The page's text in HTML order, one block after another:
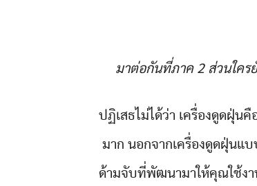
มาต่อกันที่ภาค 2 ส่วนใคร
ปฏิเสธไม่ได้ว่า เครื่องดูดฝุ่น
มาก นอกจากเครื่องดูดฝุ่นแ
ด้ามจับที่พัฒนามาให้คุณใช้งา